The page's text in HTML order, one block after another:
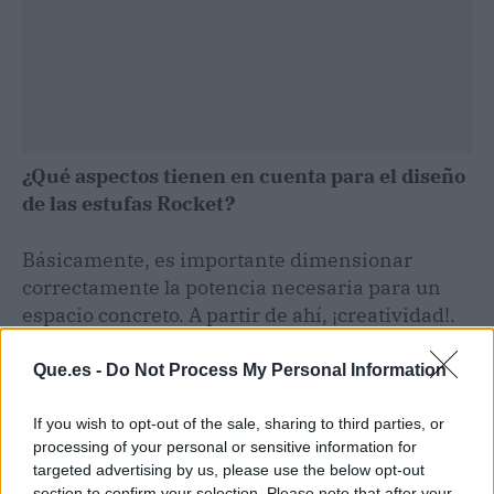
Que.es - Do Not Process My Personal Information
If you wish to opt-out of the sale, sharing to third parties, or
processing of your personal or sensitive information for
targeted advertising by us, please use the below opt-out
¿Qué aspectos tienen en cuenta para el diseño
de las estufas Rocket?
Básicamente, es importante dimensionar
correctamente la potencia necesaria para un
espacio concreto. A partir de ahí, ¡creatividad!.
condicionantes técnicos, pero se pueden
infinidad de gustos y estilos decorativos.
Abarcando desde que se pueda cocinar en ellas,
que incorporen o no horno, darles un aire más